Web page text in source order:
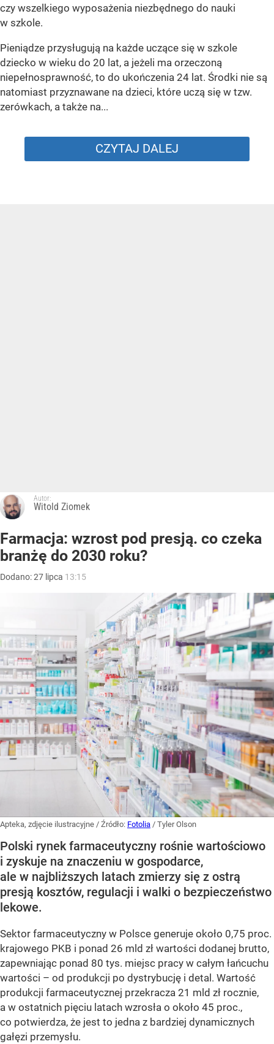
czy wszelkiego wyposażenia niezbędnego do nauki
w szkole.
Pieniądze przysługują na każde uczące się w szkole
dziecko w wieku do 20 lat, a jeżeli ma orzeczoną
niepełnosprawność, to do ukończenia 24 lat. Środki nie są
natomiast przyznawane na dzieci, które uczą się w tzw.
zerówkach, a także na...
CZYTAJ DALEJ
Autor:
Witold Ziomek
Farmacja: wzrost pod presją. co czeka
branżę do 2030 roku?
Dodano:27 lipca 13:15
Apteka, zdjęcie ilustracyjne / Źródło: Fotolia / Tyler Olson
Polski rynek farmaceutyczny rośnie wartościowo
i zyskuje na znaczeniu w gospodarce,
ale w najbliższych latach zmierzy się z ostrą
presją kosztów, regulacji i walki o bezpieczeństwo
lekowe.
Sektor farmaceutyczny w Polsce generuje około 0,75 proc.
krajowego PKB i ponad 26 mld zł wartości dodanej brutto,
zapewniając ponad 80 tys. miejsc pracy w całym łańcuchu
wartości – od produkcji po dystrybucję i detal. Wartość
produkcji farmaceutycznej przekracza 21 mld zł rocznie,
a w ostatnich pięciu latach wzrosła o około 45 proc.,
co potwierdza, że jest to jedna z bardziej dynamicznych
gałęzi przemysłu.